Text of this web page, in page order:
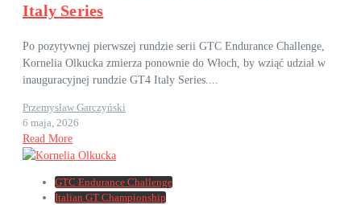
Italy Series
Po pozytywnej pierwszej rundzie serii GTC Endurance Challenge,
Kornelia Olkucka zmierza ponownie do Włoch, by wziąć udział w
inauguracyjnej rundzie GT4 Italy Series....
Przemysław Garczyński
6 maja, 2026
Read More
GTC Endurance Challenge
Italian GT Championship